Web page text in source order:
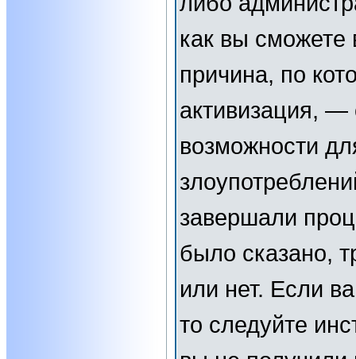
как вы сможете
причина, по
активизация,
возможности
завершали
было сказано,
или нет. Если
то следуйте